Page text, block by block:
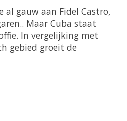
al gauw aan Fidel Castro,
Maar Cuba staat
In vergelijking met
gebied groeit de
is